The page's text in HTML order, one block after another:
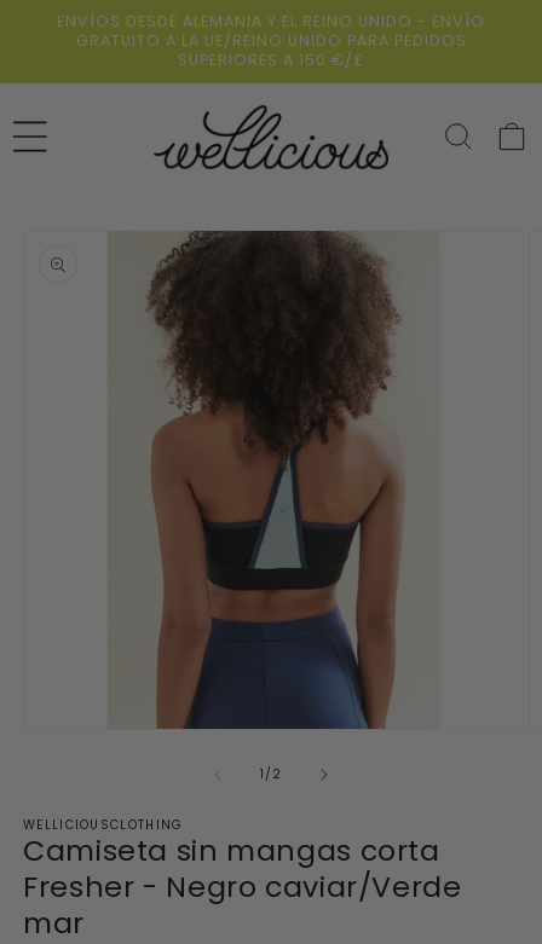
contenido
ENVÍOS DESDE ALEMANIA Y EL REINO UNIDO - ENVÍO
GRATUITO A LA UE/REINO UNIDO PARA PEDIDOS
SUPERIORES A 150 €/£
Carrito
información
en
una
ventana
modal
1 /de
2
WELLICIOUSCLOTHING
Camiseta sin mangas corta
Fresher - Negro caviar/Verde
mar